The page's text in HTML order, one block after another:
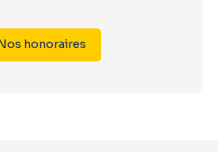
honoraires